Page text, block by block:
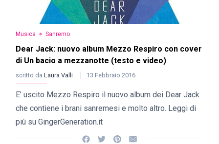
Musica Sanremo
Dear Jack: nuovo album Mezzo Respiro con cover
di Un bacio a mezzanotte (testo e video)
scritto da Laura Valli 13 Febbraio 2016
E’ uscito Mezzo Respiro il nuovo album dei Dear Jack
che contiene i brani sanremesi e molto altro. Leggi di
più su GingerGeneration.it